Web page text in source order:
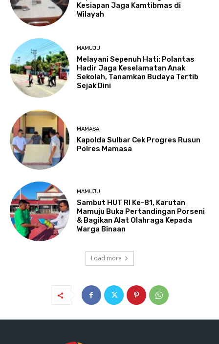
Kesiapan Jaga Kamtibmas di
Wilayah
MAMUJU
Melayani Sepenuh Hati: Polantas
Hadir Jaga Keselamatan Anak
Sekolah, Tanamkan Budaya Tertib
Sejak Dini
MAMASA
Kapolda Sulbar Cek Progres Rusun
Polres Mamasa
MAMUJU
Sambut HUT RI Ke-81, Karutan
Mamuju Buka Pertandingan Porseni
& Bagikan Alat Olahraga Kepada
Warga Binaan
Load more